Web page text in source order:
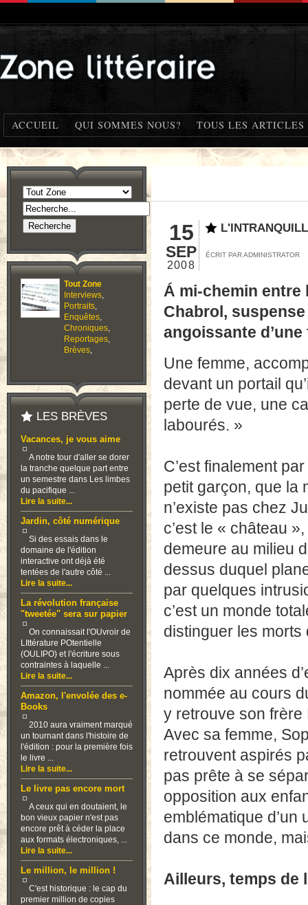
ACCUEIL QUI SOMMES NOUS? TOUS LES ARTICLES
Tout Zone
Interviews,
Portraits,
Enquêtes,
Chroniques,
Reportages,
Brèves,
LES BRÈVES
Vacances, je vous aime
A notre tour d'aller se dorer
la tranche quelque part entre
un semestre dans Les limbes
du pacifique ...
Lire la suite...
Jardin, côté numérique
Si des essais dans le
domaine de l'édition
interactive ont déjà été
tentées de l'autre côté ...
Lire la suite...
La révolution française
"tweetée" sera sur papier
On connaissait l'OUvroir de
LIttérature POtentielle
(OULIPO) et l'écriture sous
contraintes à laquelle ...
Lire la suite...
Amazon, l'envolée des e-
Books
2010 aura vraiment marqué
un tournant dans l'histoire de
l'édition : pour la première fois
le livre ...
Lire la suite...
Le livre pas encore mort
A ceux qui en doutaient, le
bon vieux papier n'est pas
encore prêt à céder la place
aux formats électroniques, ...
Lire la suite...
Le million, le million !
C'est historique : le cap du
premier million de copies
15
SEP
2008
ÉCRIT PAR ADMINISTRATOR
Á mi-chemin entre
Chabrol,
angoissante d’une
Une femme,
devant un portail
perte de vue, une
labourés. »
C’est finalement
petit garçon, que la
n’existe pas chez
c’est le « château
demeure au milieu
dessus duquel
par quelques
c’est un monde
distinguer les morts
Après dix années
nommée au cours
y retrouve son
Avec sa femme,
retrouvent aspirés
pas prête à se
opposition aux
emblématique d’un
dans ce monde,
Ailleurs, temps de